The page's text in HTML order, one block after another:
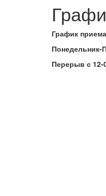
График
Понедельник-
Перерыв с 12-